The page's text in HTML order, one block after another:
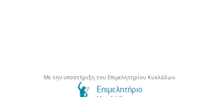
Με την υποστήριξη του Επιμελητηρίου Κυκλάδων.